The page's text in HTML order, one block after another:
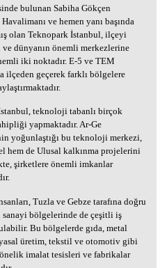
bulunan Sabiha Gökçen
ve hemen yanı başında
olan Teknopark İstanbul, ilçeyi
dünyanın önemli merkezlerine
iki noktadır. E-5 ve TEM
ilçeden geçerek farklı bölgelere
teknoloji tabanlı birçok
yapmaktadır. Ar-Ge
yoğunlaştığı bu teknoloji merkezi,
hem de Ulusal kalkınma projelerini
şirketlere önemli imkanlar
Tuzla ve Gebze tarafına doğru
sanayi bölgelerinde de çeşitli iş
Bu bölgelerde gıda, metal
üretim, tekstil ve otomotiv gibi
imalat tesisleri ve fabrikalar